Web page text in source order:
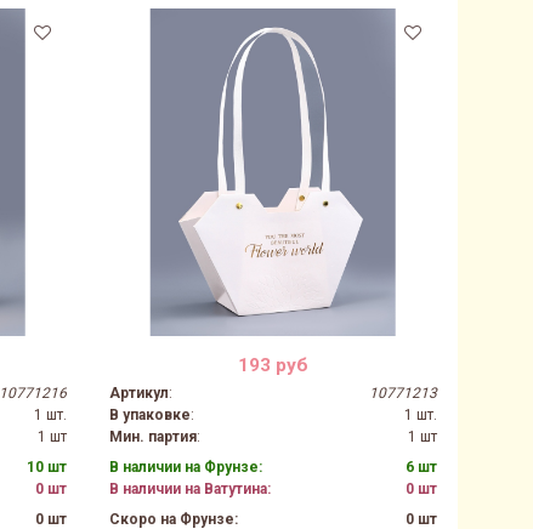
10771216
1 шт.
1 шт
10 шт
0 шт
0 шт
193 руб
Артикул:
10771213
В упаковке:
1 шт.
Мин. партия:
1 шт
В наличии на Фрунзе:
6 шт
В наличии на Ватутина:
0 шт
Скоро на Фрунзе:
0 шт